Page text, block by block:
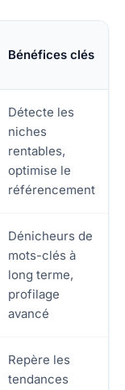
Bénéfices clés
Détecte les
niches
rentables,
optimise le
référencement
Dénicheurs de
mots-clés à
long terme,
profilage
avancé
Repère les
tendances